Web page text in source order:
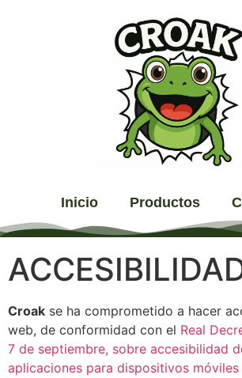
Inicio Productos
Croak se ha comprometido a hacer
web, de conformidad con el Real
7 de septiembre, sobre accesibilidad
aplicaciones para dispositivos